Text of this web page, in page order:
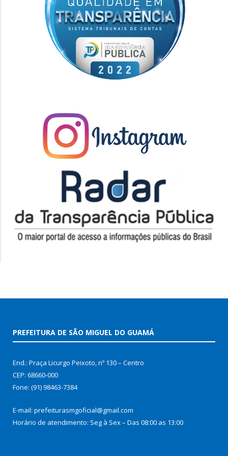
PREFEITURA DE SÃO MIGUEL DO GUAMÁ
End.: Praça Licurgo Peixoto, nº 130 – Centro
CEP: 68660-000
Fone: (91) 98463-7384
E-mail: prefeiturasmgoficial@gmail.com
Horário de atendimento: Seg à Sex – Das 08:00 as 13:00